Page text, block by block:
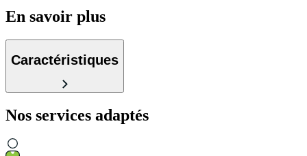
En savoir plus
Caractéristiques
Nos services adaptés